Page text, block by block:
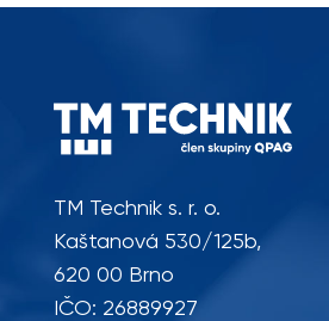
TM Technik s. r. o.
Kaštanová 530/125b,
620 00 Brno
IČO: 26889927